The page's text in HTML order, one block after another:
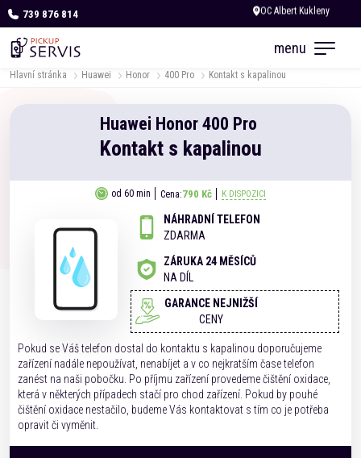
739 876 814
Zítra otevřeno od 09:00
menu
Hlavní stránka Huawei Honor 400 Pro Kontakt s kapalinou
Huawei Honor 400 Pro
Kontakt s kapalinou
od 60 min Cena:790 Kč K DISPOZICI
NÁHRADNÍ TELEFON
ZDARMA
ZÁRUKA 24 MĚSÍCŮ
NA DÍL
GARANCE NEJNIŽŠÍ
CENY
Pokud se Váš telefon dostal do kontaktu s kapalinou doporučujeme
zařízení nadále nepoužívat, nenabíjet a v co nejkratším čase telefon
zanést na naši pobočku. Po příjmu zařízení provedeme čištění oxidace,
která v některých případech stačí pro chod zařízení. Pokud by pouhé
čištění oxidace nestačilo, budeme Vás kontaktovat s tím co je potřeba
opravit či vyměnit.